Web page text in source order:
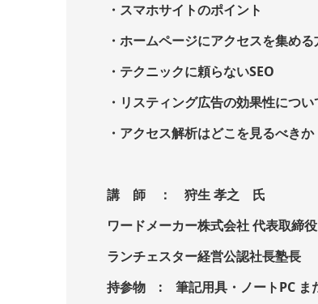
・スマホサイトのポイント
・ホームページにアクセスを集める
・テクニックに頼らないSEO
・リスティング広告の効果性につい
・アクセス解析はどこを見るべきか
講 師 ： 狩生 孝之 氏
ワードメーカー株式会社 代表取締役
ランチェスター経営公認社長塾長
持参物 : 筆記用具・ノートPC ま